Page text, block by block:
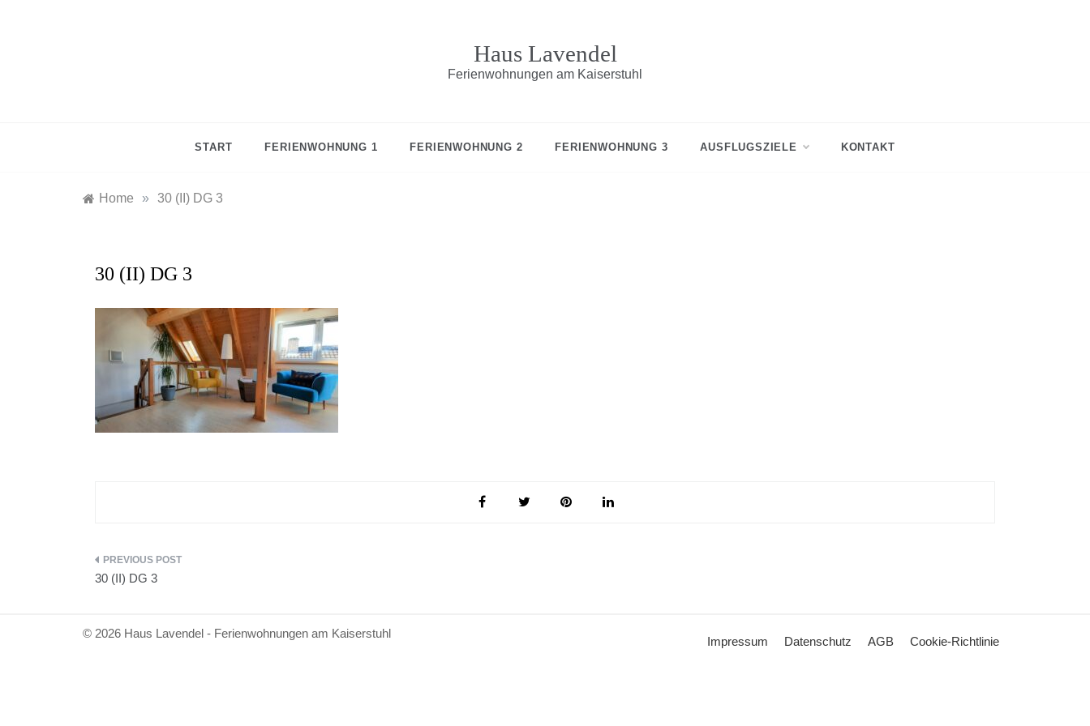
Haus Lavendel
Ferienwohnungen am Kaiserstuhl
START FERIENWOHNUNG 1 FERIENWOHNUNG 2 FERIENWOHNUNG 3 AUSFLUGSZIELE KONTAKT
Home » 30 (II) DG 3
30 (II) DG 3
Beitragsnavigation
30 (II) DG 3
Impressum Datenschutz AGB Cookie-Richtlinie
© 2026 Haus Lavendel - Ferienwohnungen am Kaiserstuhl